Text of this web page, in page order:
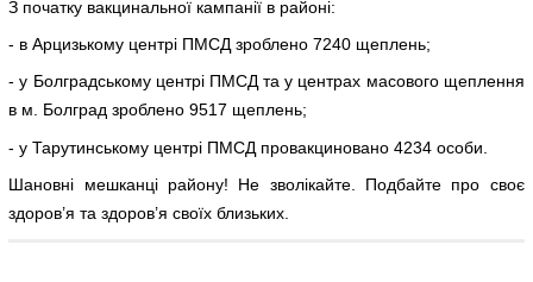
З початку вакцинальної кампанії в районі:
- в Арцизькому центрі ПМСД зроблено 7240 щеплень;
- у Болградському центрі ПМСД та у центрах масового щеплення
в м. Болград зроблено 9517 щеплень;
- у Тарутинському центрі ПМСД провакциновано 4234 особи.
Шановні мешканці району! Не зволікайте. Подбайте про своє
здоров’я та здоров’я своїх близьких.